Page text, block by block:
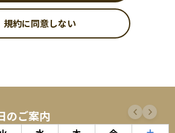
です。
続きをもって本規約に同意したものとみなしま
規約に同意しない
のご案内